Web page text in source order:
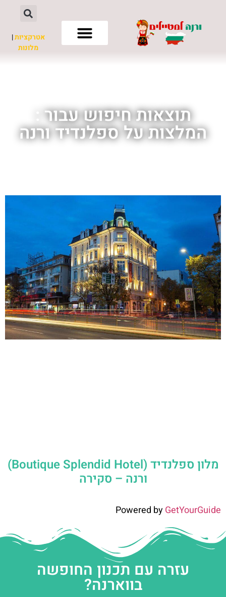
אטרקציות|
מלונות
תוצאות חיפוש עבור :
המלצות על ספלנדיד ורנה
מלון ספלנדיד (Boutique Splendid Hotel)
ורנה – סקירה
Powered byGetYourGuide
עזרה עם תכנון החופשה
בווארנה?